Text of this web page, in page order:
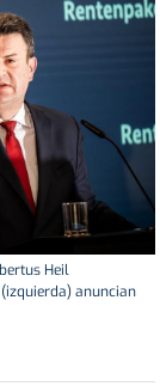
Heil
anuncian